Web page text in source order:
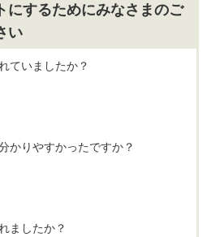
にするためにみなさまのご
い
ていましたか？
かりやすかったですか？
ましたか？